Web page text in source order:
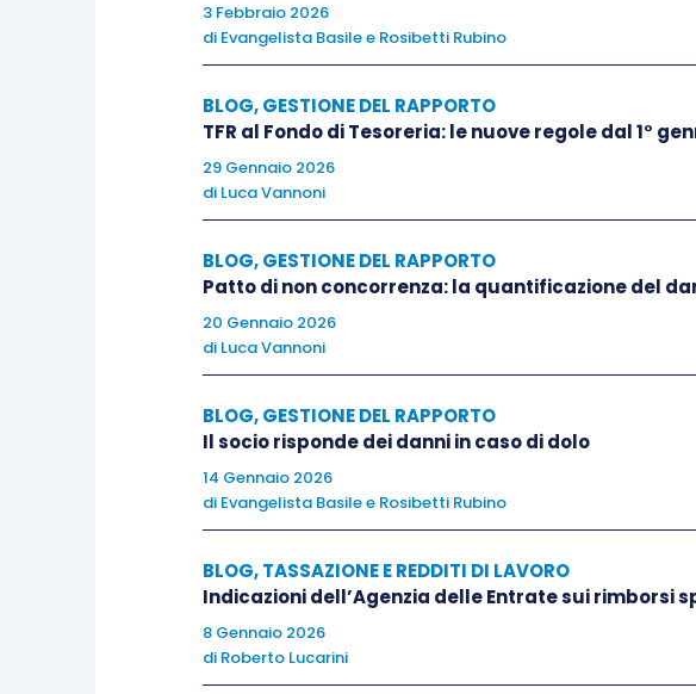
3 Febbraio 2026
di Evangelista Basilee Rosibetti Rubino
BLOG,GESTIONE DEL RAPPORTO
TFR al Fondo di Tesoreria: le nuove regole dal 1°
29 Gennaio 2026
di Luca Vannoni
BLOG,GESTIONE DEL RAPPORTO
Patto di non concorrenza: la quantificazione del
20 Gennaio 2026
di Luca Vannoni
BLOG,GESTIONE DEL RAPPORTO
Il socio risponde dei danni in caso di dolo
14 Gennaio 2026
di Evangelista Basilee Rosibetti Rubino
BLOG,TASSAZIONE E REDDITI DI LAVORO
Indicazioni dell’Agenzia delle Entrate sui rimborsi
8 Gennaio 2026
di Roberto Lucarini